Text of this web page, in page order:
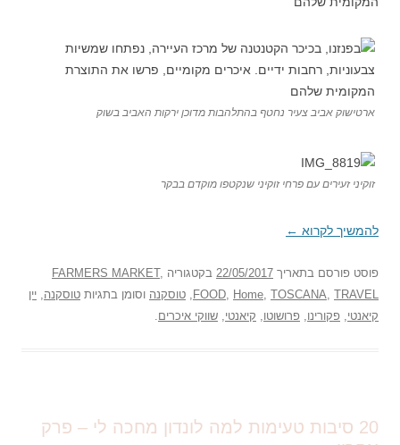
ארטישוק אביב צעיר נחטף בהתלהבות מדוכן ירקות האביב בשוק
זוקיני זעירים עם פרחי זוקיני שנקטפו מוקדם בבקר
להמשיך לקרוא ←
פוסט פורסם בתאריך 22/05/2017 בקטגוריה FARMERS MARKET,
FOOD, Home, TOSCANA, TRAVEL
, טוסקנה וסומן בתגיות טוסקנה, יין
קיאנטי, פקורינו, פרושוטו, קיאנטי, שווקי איכרים.
20 סיבות טעימות למה לונדון מחכה לי – פרק